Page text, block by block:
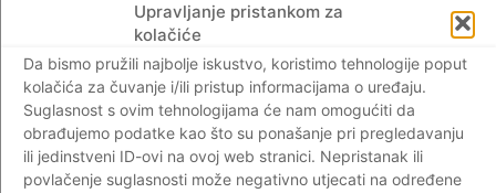
Upravljanje pristankom za
kolačiće
Da bismo pružili najbolje iskustvo, koristimo tehnologije poput
kolačića za čuvanje i/ili pristup informacijama o uređaju.
Suglasnost s ovim tehnologijama će nam omogućiti da
obrađujemo podatke kao što su ponašanje pri pregledavanju
ili jedinstveni ID-ovi na ovoj web stranici. Nepristanak ili
povlačenje suglasnosti može negativno utjecati na određene
Onimizacijom apelativa banovina, i to
tvorbenim postupkom konverzije, dobiven
je horonim Banovina, dakle: ban > banova
zemlja > banovina > Banovina. Isti je
tvorbeni proces bio i u imena Hercegovina:
dakle, herceg > hercegova zemlja >